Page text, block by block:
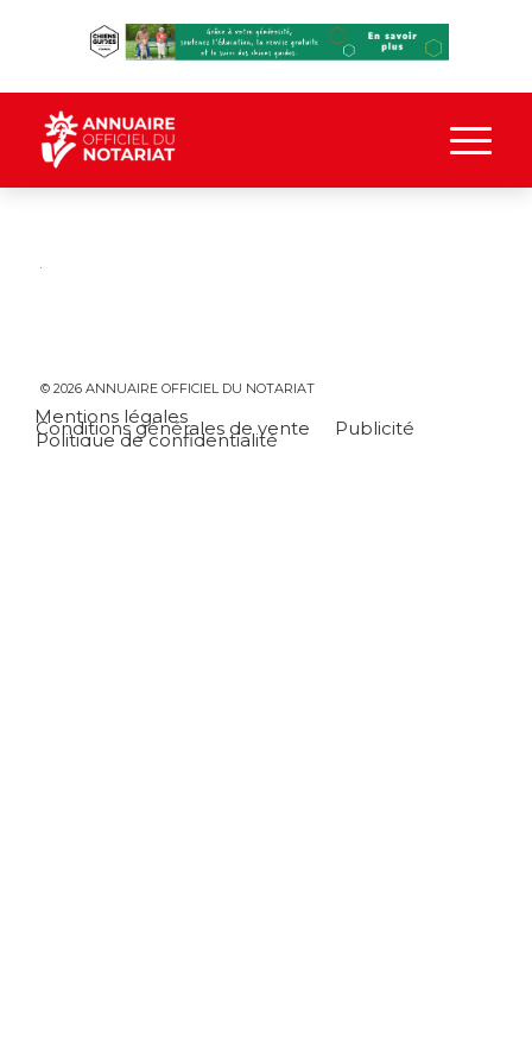
© 2026 ANNUAIRE OFFICIEL DU NOTARIAT
Mentions légales
Conditions générales de vente Publicité
Politique de confidentialité